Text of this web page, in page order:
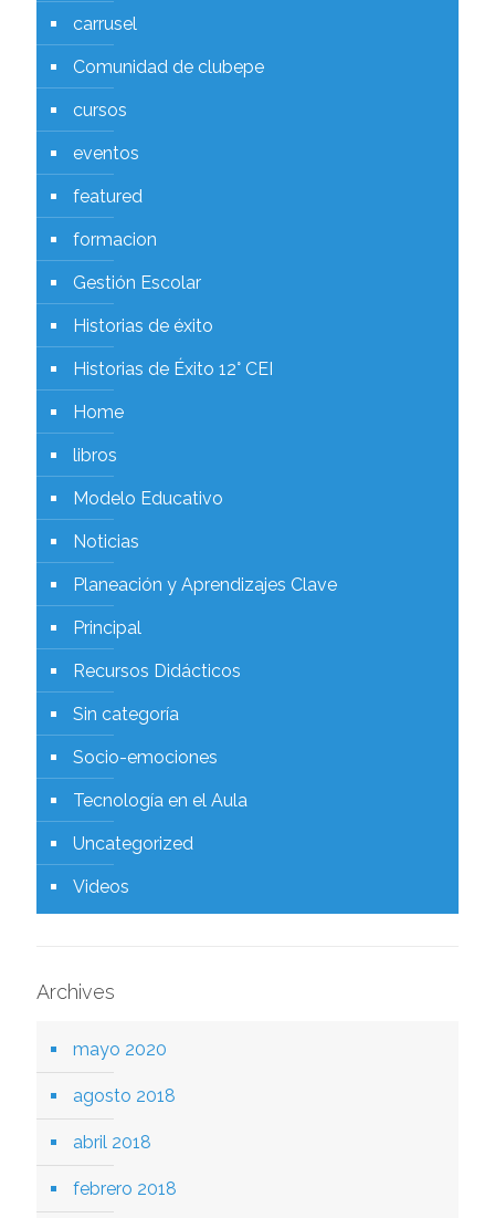
carrusel
Comunidad de clubepe
cursos
eventos
featured
formacion
Gestión Escolar
Historias de éxito
Historias de Éxito 12° CEI
Home
libros
Modelo Educativo
Noticias
Planeación y Aprendizajes Clave
Principal
Recursos Didácticos
Sin categoría
Socio-emociones
Tecnología en el Aula
Uncategorized
Videos
Archives
mayo 2020
agosto 2018
abril 2018
febrero 2018